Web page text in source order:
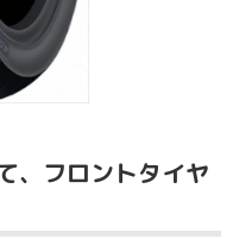
、フロントタイヤ